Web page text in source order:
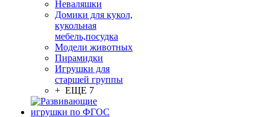
Неваляшки
Домики для кукол,
кукольная
мебель,посудка
Модели животных
Пирамидки
Игрушки для
старшей группы
+ ЕЩЕ 7